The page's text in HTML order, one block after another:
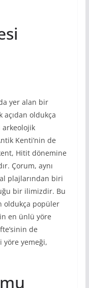
yer alan bir
oldukça
arkeolojik
Kenti’nin de
Hitit dönemine
Çorum, aynı
plajlarından biri
bir ilimizdir. Bu
oldukça popüler
en ünlü yöre
de
yemeği,